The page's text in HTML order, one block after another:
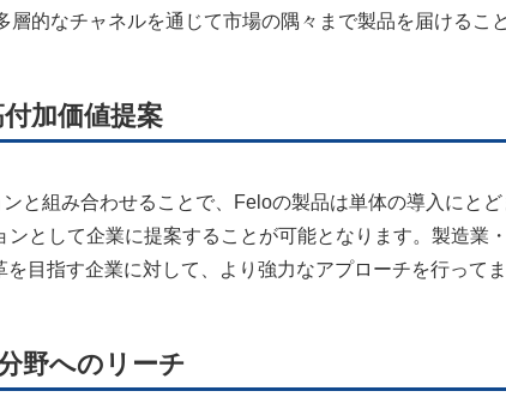
的なチャネルを通じて市場の隅々まで製品を届けるこ
加価値提案
と組み合わせることで、Feloの製品は単体の導入にと
として企業に提案することが可能となります。製造業
目指す企業に対して、より強力なアプローチを行ってま
野へのリーチ